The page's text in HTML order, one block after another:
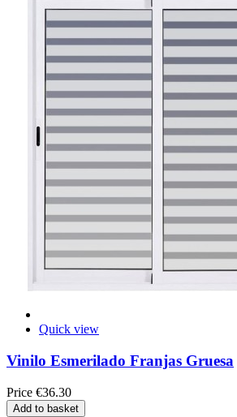
Quick view
Vinilo Esmerilado Franjas Gruesa
Price €36.30
Add to basket